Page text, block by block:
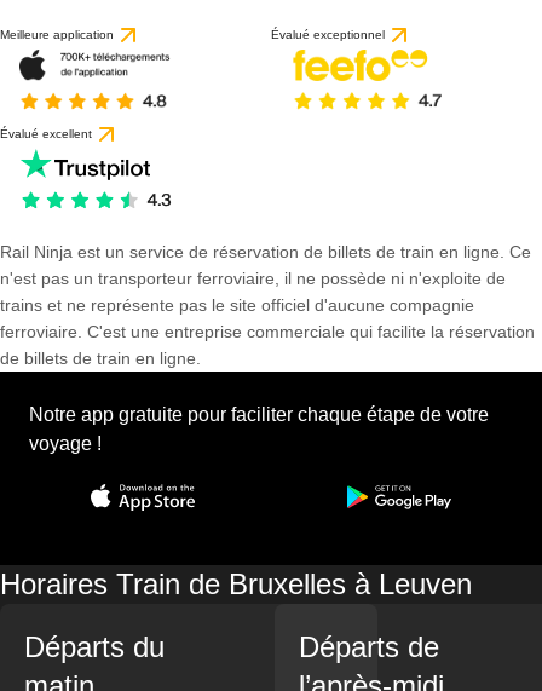
Meilleure application Évalué exceptionnel
Évalué excellent
Rail Ninja est un service de réservation de billets de train en ligne. Ce
n'est pas un transporteur ferroviaire, il ne possède ni n'exploite de
trains et ne représente pas le site officiel d'aucune compagnie
ferroviaire. C'est une entreprise commerciale qui facilite la réservation
de billets de train en ligne.
Notre app gratuite pour faciliter chaque étape de votre
voyage !
Horaires Train de Bruxelles à Leuven
Départs du
Départs de